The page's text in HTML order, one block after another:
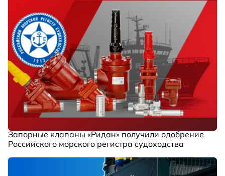
Запорные клапаны «Ридан» получили одобрение
Российского морского регистра судоходства